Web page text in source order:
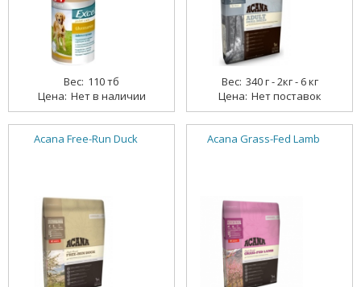
110 тб
Нет в наличии
340 г - 2кг - 6 кг
Нет поставок
Acana Free-Run Duck Acana Grass-Fed Lamb